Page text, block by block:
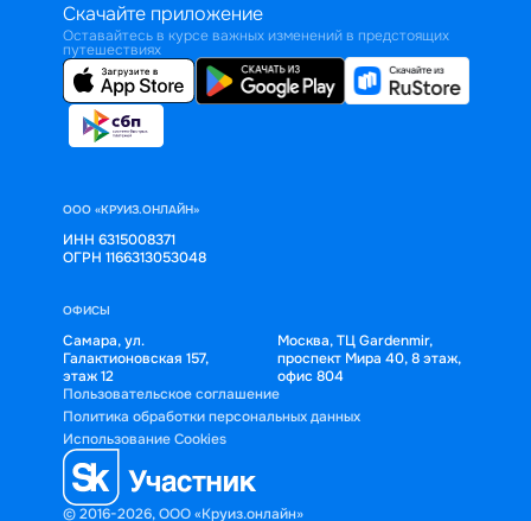
Скачайте приложение
Оставайтесь в курсе важных изменений в предстоящих
путешествиях
ООО «КРУИЗ.ОНЛАЙН»
ИНН 6315008371
ОГРН 1166313053048
ОФИСЫ
Самара, ул.
Галактионовская 157,
этаж 12
Москва, ТЦ Gardenmir,
проспект Мира 40, 8 этаж,
офис 804
© 2016-2026, ООО «Круиз.онлайн»
Пользовательское соглашение
Политика обработки персональных данных
Использование Cookies